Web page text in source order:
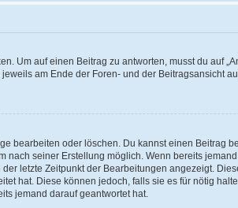
Um auf einen Beitrag zu antworten, musst du auf
am Ende der Foren- und der Beitragsansicht
bearbeiten oder löschen. Du kannst einen Beitrag
seiner Erstellung möglich. Wenn bereits
letzte Zeitpunkt der Bearbeitungen angezeigt.
hat. Diese können jedoch, falls sie es für nötig
jemand darauf geantwortet hat.